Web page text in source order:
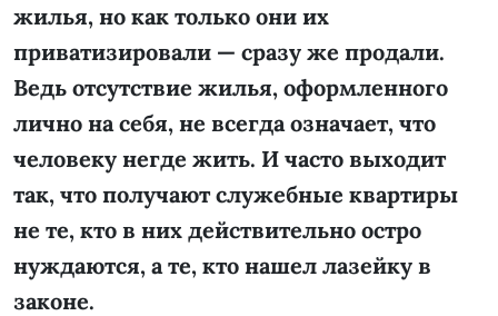
жилья, но как только они их
приватизировали — сразу же продали.
Ведь отсутствие жилья, оформленного
лично на себя, не всегда означает, что
человеку негде жить. И часто выходит
так, что получают служебные квартиры
не те, кто в них действительно остро
нуждаются, а те, кто нашел лазейку в
законе.